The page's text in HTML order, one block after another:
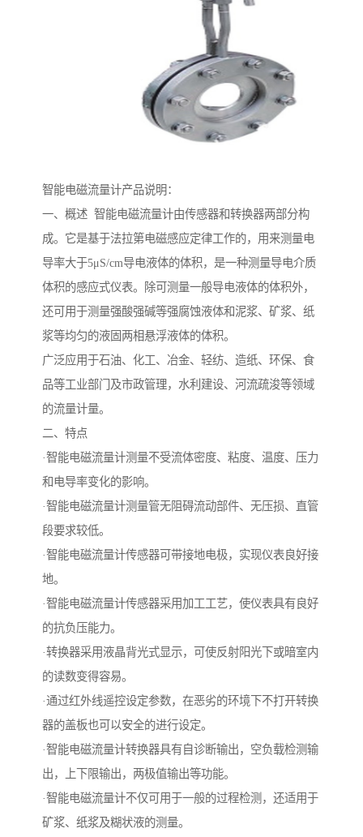
智能电磁流量计产品说明：
一、概述 智能电磁流量计由传感器和转换器两部分构
成。它是基于法拉第电磁感应定律工作的，用来测量电
导率大于5μS/cm导电液体的体积，是一种测量导电介质
体积的感应式仪表。除可测量一般导电液体的体积外，
还可用于测量强酸强碱等强腐蚀液体和泥浆、矿浆、纸
浆等均匀的液固两相悬浮液体的体积。
广泛应用于石油、化工、冶金、轻纺、造纸、环保、食
品等工业部门及市政管理，水利建设、河流疏浚等领域
的流量计量。
二、特点
·智能电磁流量计测量不受流体密度、粘度、温度、压力
和电导率变化的影响。
·智能电磁流量计测量管无阻碍流动部件、无压损、直管
段要求较低。
·智能电磁流量计传感器可带接地电极，实现仪表良好接
地。
·智能电磁流量计传感器采用加工工艺，使仪表具有良好
的抗负压能力。
·转换器采用液晶背光式显示，可使反射阳光下或暗室内
的读数变得容易。
·通过红外线遥控设定参数，在恶劣的环境下不打开转换
器的盖板也可以安全的进行设定。
·智能电磁流量计转换器具有自诊断输出，空负载检测输
出，上下限输出，两极值输出等功能。
·智能电磁流量计不仅可用于一般的过程检测，还适用于
矿浆、纸浆及糊状液的测量。